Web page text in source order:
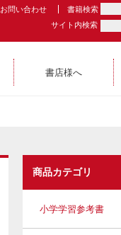
お問い合わせ
書籍検索
サイト内検索
書店様へ
商品カテゴリ
小学学習参考書